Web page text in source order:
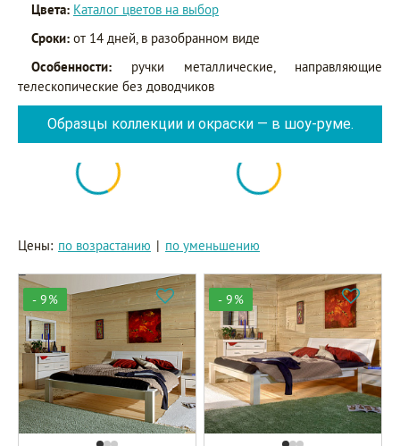
Цвета: Каталог цветов на выбор
Сроки: от 14 дней, в разобранном виде
Особенности: ручки металлические, направляющие
телескопические без доводчиков
Образцы коллекции и окраски — в шоу-руме.
Цены: по возрастанию | по уменьшению
- 9% - 9%